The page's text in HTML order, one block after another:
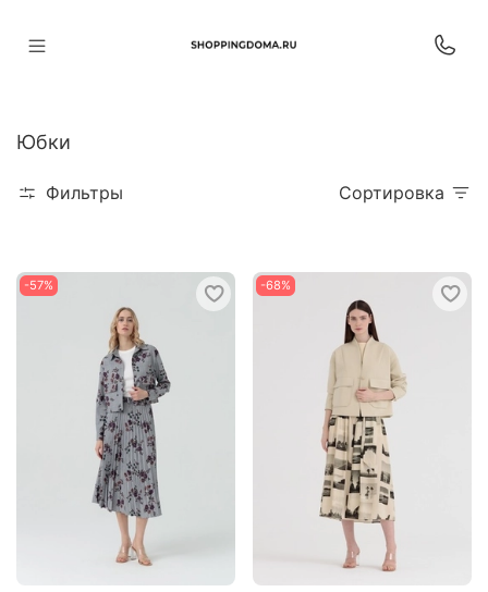
Юбки
Фильтры Сортировка
-57% -68%